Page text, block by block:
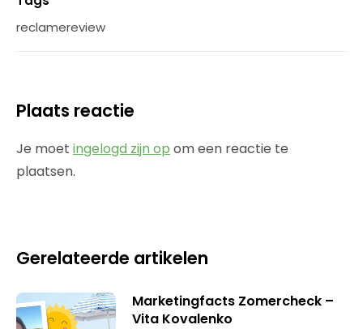
reclamereview
Plaats reactie
Je moet ingelogd zijn op om een reactie te
plaatsen.
Gerelateerde artikelen
Marketingfacts Zomercheck –
Vita Kovalenko